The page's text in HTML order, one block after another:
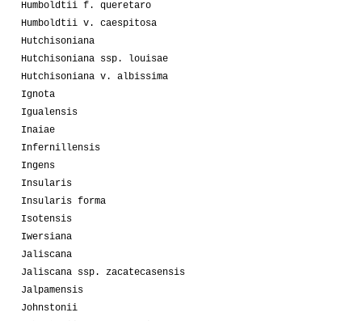
Humboldtii f. queretaro
Humboldtii v. caespitosa
Hutchisoniana
Hutchisoniana ssp. louisae
Hutchisoniana v. albissima
Ignota
Igualensis
Inaiae
Infernillensis
Ingens
Insularis
Insularis forma
Isotensis
Iwersiana
Jaliscana
Jaliscana ssp. zacatecasensis
Jalpamensis
Johnstonii